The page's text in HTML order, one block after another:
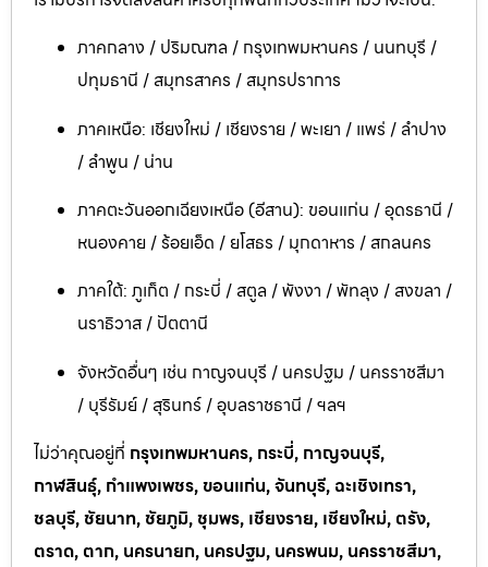
ภาคกลาง / ปริมณฑล / กรุงเทพมหานคร / นนทบุรี /
ปทุมธานี / สมุทรสาคร / สมุทรปราการ
ภาคเหนือ: เชียงใหม่ / เชียงราย / พะเยา / แพร่ / ลำปาง
/ ลำพูน / น่าน
ภาคตะวันออกเฉียงเหนือ (อีสาน): ขอนแก่น / อุดรธานี /
หนองคาย / ร้อยเอ็ด / ยโสธร / มุกดาหาร / สกลนคร
ภาคใต้: ภูเก็ต / กระบี่ / สตูล / พังงา / พัทลุง / สงขลา /
นราธิวาส / ปัตตานี
จังหวัดอื่นๆ เช่น กาญจนบุรี / นครปฐม / นครราชสีมา
/ บุรีรัมย์ / สุรินทร์ / อุบลราชธานี / ฯลฯ
ไม่ว่าคุณอยู่ที่ กรุงเทพมหานคร, กระบี่, กาญจนบุรี,
กาฬสินธุ์, กำแพงเพชร, ขอนแก่น, จันทบุรี, ฉะเชิงเทรา,
ชลบุรี, ชัยนาท, ชัยภูมิ, ชุมพร, เชียงราย, เชียงใหม่, ตรัง,
ตราด, ตาก, นครนายก, นครปฐม, นครพนม, นครราชสีมา,